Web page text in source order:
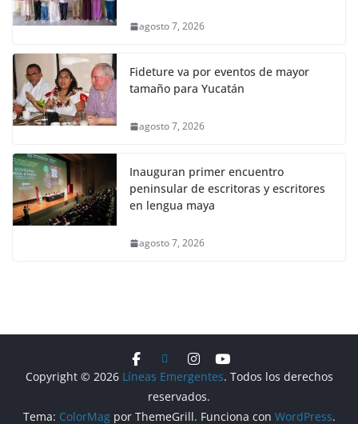
agosto 7, 2026
Fideture va por eventos de mayor
tamaño para Yucatán
agosto 7, 2026
Inauguran primer encuentro
peninsular de escritoras y escritores
en lengua maya
agosto 7, 2026
Copyright © 2026 Líneas Emergentes. Todos los derechos
reservados.
Tema: ColorMagpor ThemeGrill. Funciona con WordPress.